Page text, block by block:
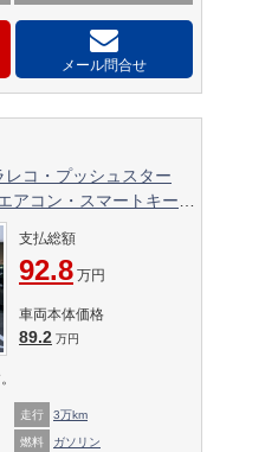
メール問合せ
コ・プッシュスター
アコン・スマートキー・
トゥース・禁煙車
支払総額
92.8 万円
車両本体価格
89.2 万円
走行 3万km
燃料 ガソリン